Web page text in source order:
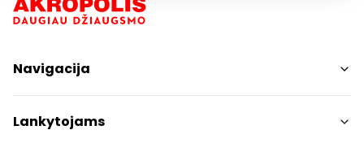
Navigacija
Parduotuvės
Paslaugos
Lankytojams